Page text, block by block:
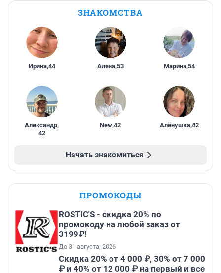
ЗНАКОМСТВА
Ирина,44 Алена,53 Марина,54
Александр,
42
New,42 Алёнушка,42
Начать знакомиться
ПРОМОКОДЫ
ROSTIC'S - скидка 20% по
промокоду на любой заказ от
3199₽!
До 31 августа, 2026
Скидка 20% от 4 000 ₽, 30% от 7 000
₽ и 40% от 12 000 ₽ на первый и все